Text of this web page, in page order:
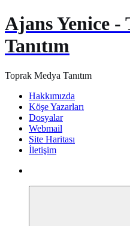
Ajans Yenice
Tanıtım
Toprak Medya Tanıtım
Hakkımızda
Köşe Yazarları
Dosyalar
Webmail
Site Haritası
İletişim